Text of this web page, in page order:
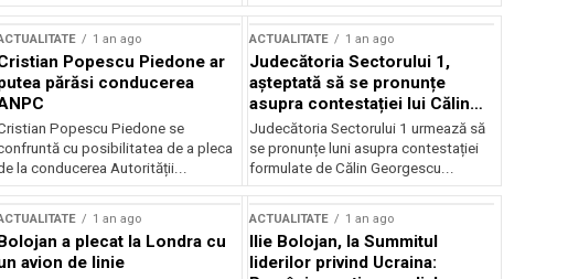
1 an ago
Popescu Piedone ar
părăsi conducerea
Popescu Piedone se
cu posibilitatea de a pleca
la conducerea Autorității...
ACTUALITATE 1 an ago
Judecătoria Sectorului 1,
așteptată să se pronunțe
asupra contestației lui Călin
Georgescu privind controlul
judiciar
Judecătoria Sectorului 1 urmează să
se pronunțe luni asupra contestației
formulate de Călin Georgescu...
1 an ago
a plecat la Londra cu
avion de linie
ACTUALITATE 1 an ago
Ilie Bolojan, la Summitul
liderilor privind Ucraina: